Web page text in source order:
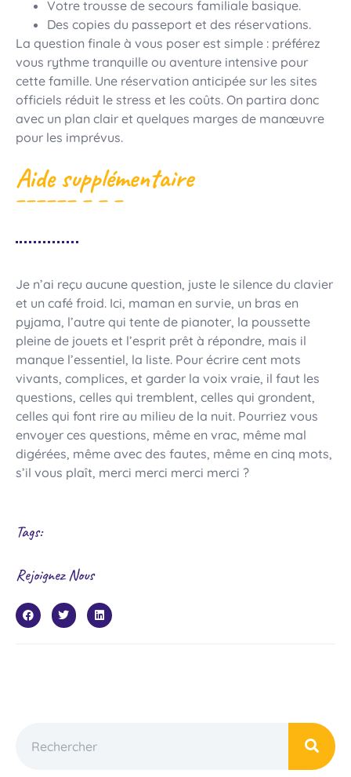
Votre trousse de secours familiale basique.
Des copies du passeport et des réservations.
La question finale à vous poser est simple : préférez
vous rythme tranquille ou aventure intensive pour
cette famille. Une réservation anticipée sur les sites
officiels réduit le stress et les coûts. On partira donc
avec un plan clair et quelques marges de manœuvre
pour les imprévus.
Aide supplémentaire
Je n’ai reçu aucune question, juste le silence du clavier
et un café froid. Ici, maman en survie, un bras en
pyjama, l’autre qui tente de pianoter, la poussette
pleine de jouets et l’esprit prêt à répondre, mais il
manque l’essentiel, la liste. Pour écrire cent mots
vivants, complices, et garder la voix vraie, il faut les
questions, celles qui tremblent, celles qui grondent,
celles qui font rire au milieu de la nuit. Pourriez vous
envoyer ces questions, même en vrac, même mal
digérées, même avec des fautes, même en cinq mots,
s’il vous plaît, merci merci merci merci ?
Tags:
Rejoignez Nous